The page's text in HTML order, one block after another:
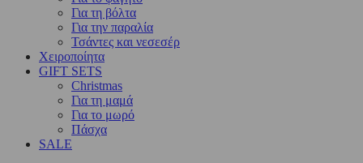
Για τη βόλτα
Για την παραλία
Τσάντες και νεσεσέρ
Χειροποίητα
GIFT SETS
Christmas
Για τη μαμά
Για το μωρό
Πάσχα
SALE